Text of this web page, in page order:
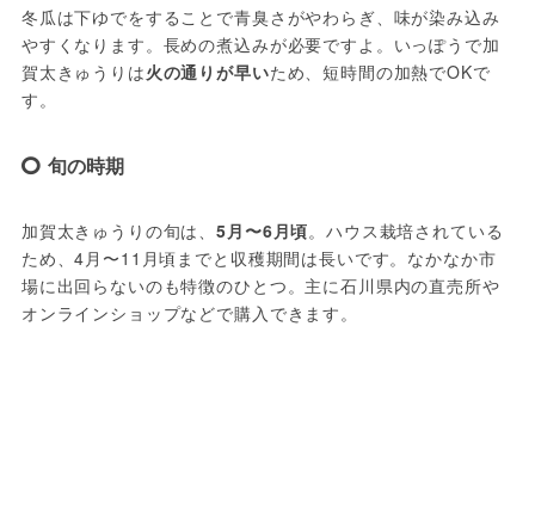
冬瓜は下ゆでをすることで青臭さがやわらぎ、味が染み込み
やすくなります。長めの煮込みが必要ですよ。いっぽうで加
賀太きゅうりは火の通りが早いため、短時間の加熱でOKで
す。
旬の時期
加賀太きゅうりの旬は、5月〜6月頃。ハウス栽培されている
ため、4月〜11月頃までと収穫期間は長いです。なかなか市
場に出回らないのも特徴のひとつ。主に石川県内の直売所や
オンラインショップなどで購入できます。